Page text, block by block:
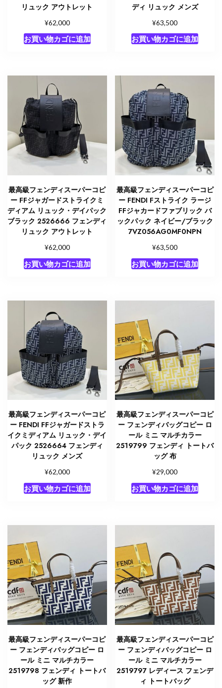
リュック アウトレット
¥62,000
お買い物カゴに追加
ディ リュック メンズ
¥63,500
お買い物カゴに追加
最高級フェンディスーパーコピ
ー FFジャガードストライクミ
ディアム リュック・デイパック
ブラック 2526666 フェンディ
リュック アウトレット
¥62,000
お買い物カゴに追加
最高級フェンディスーパーコピ
ー FENDI Fストライク ラージ
FFジャカードファブリック バ
ックパック ネイビー/ブラック
7VZ056AG0MF0NPN
¥63,500
お買い物カゴに追加
最高級フェンディスーパーコピ
ー FENDI FFジャガードストラ
イクミディアム リュック・デイ
パック 2526664 フェンディ
リュック メンズ
¥62,000
お買い物カゴに追加
最高級フェンディスーパーコピ
ー フェンディバッグコピー ロ
ール ミニ マルチカラー
2519799 フェンディ トートバ
ッグ 布
¥29,000
お買い物カゴに追加
最高級フェンディスーパーコピ
ー フェンディバッグコピー ロ
ール ミニ マルチカラー
2519798 フェンディ トートバ
ッグ 新作
最高級フェンディスーパーコピ
ー フェンディバッグコピー ロ
ール ミニ マルチカラー
2519797 レディース フェンデ
ィ トートバッグ